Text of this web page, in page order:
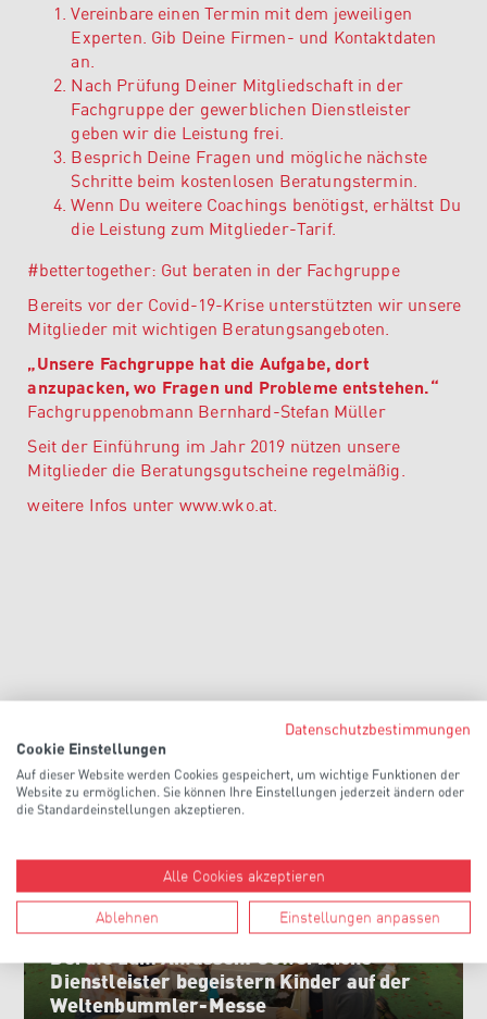
Vereinbare einen Termin mit dem jeweiligen
Experten. Gib Deine Firmen- und Kontaktdaten
an.
Nach Prüfung Deiner Mitgliedschaft in der
Fachgruppe der gewerblichen Dienstleister
geben wir die Leistung frei.
Besprich Deine Fragen und mögliche nächste
Schritte beim kostenlosen Beratungstermin.
Wenn Du weitere Coachings benötigst, erhältst Du
die Leistung zum Mitglieder-Tarif.
#bettertogether: Gut beraten in der Fachgruppe
Bereits vor der Covid-19-Krise unterstützten wir unsere
Mitglieder mit wichtigen Beratungsangeboten.
„Unsere Fachgruppe hat die Aufgabe, dort
anzupacken, wo Fragen und Probleme entstehen.“
Fachgruppenobmann Bernhard-Stefan Müller
Seit der Einführung im Jahr 2019 nützen unsere
Mitglieder die Beratungsgutscheine regelmäßig.
weitere Infos unter www.wko.at.
Berufe zum Anfassen: Gewerbliche
Dienstleister begeistern Kinder auf der
Weltenbummler-Messe
Datenschutzbestimmungen
Cookie Einstellungen
Auf dieser Website werden Cookies gespeichert, um wichtige Funktionen der
Website zu ermöglichen. Sie können Ihre Einstellungen jederzeit ändern oder
die Standardeinstellungen akzeptieren.
Alle Cookies akzeptieren
Ablehnen Einstellungen anpassen